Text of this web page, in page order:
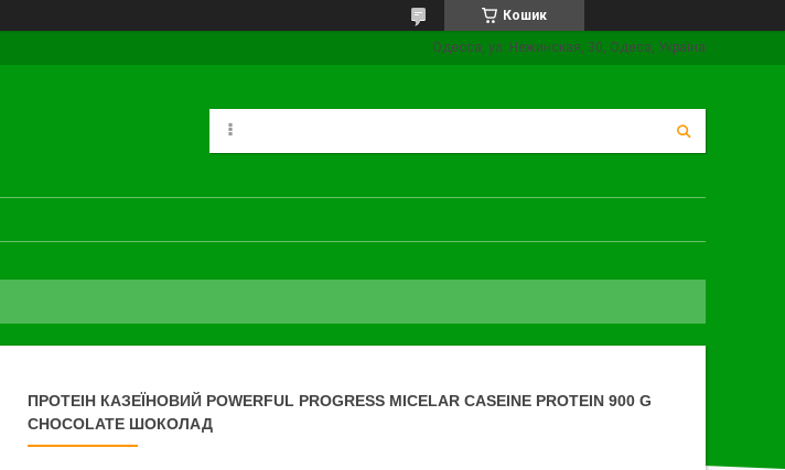
Кошик
Одесса, ул. Нежинская, 30, Одеса, Україна
ПРОТЕІН КАЗЕЇНОВИЙ POWERFUL PROGRESS MICELAR CASEINE PROTEIN 900 G
CHOCOLATE ШОКОЛАД